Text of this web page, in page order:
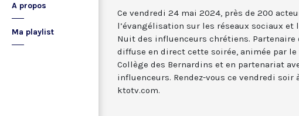
A propos
Ma playlist
Ce vendredi 24 mai 2024, près de 200
l’évangélisation sur les réseaux sociaux et
Nuit des influenceurs chrétiens. Partenaire
diffuse en direct cette soirée, animée par le
Collège des Bernardins et en partenariat
influenceurs. Rendez-vous ce vendredi soir
ktotv.com.